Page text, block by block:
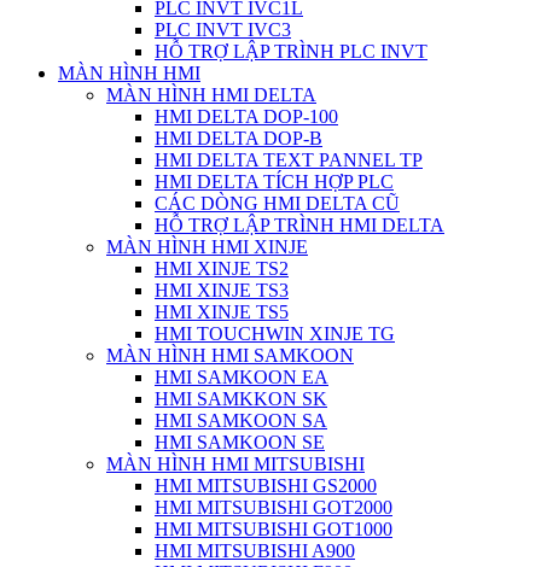
PLC INVT IVC1L
PLC INVT IVC3
HỖ TRỢ LẬP TRÌNH PLC INVT
MÀN HÌNH HMI
MÀN HÌNH HMI DELTA
HMI DELTA DOP-100
HMI DELTA DOP-B
HMI DELTA TEXT PANNEL TP
HMI DELTA TÍCH HỢP PLC
CÁC DÒNG HMI DELTA CŨ
HỖ TRỢ LẬP TRÌNH HMI DELTA
MÀN HÌNH HMI XINJE
HMI XINJE TS2
HMI XINJE TS3
HMI XINJE TS5
HMI TOUCHWIN XINJE TG
MÀN HÌNH HMI SAMKOON
HMI SAMKOON EA
HMI SAMKKON SK
HMI SAMKOON SA
HMI SAMKOON SE
MÀN HÌNH HMI MITSUBISHI
HMI MITSUBISHI GS2000
HMI MITSUBISHI GOT2000
HMI MITSUBISHI GOT1000
HMI MITSUBISHI A900